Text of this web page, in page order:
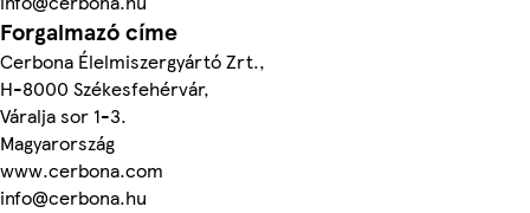
Forgalmazó címe
Cerbona Élelmiszergyártó Zrt.,
H-8000 Székesfehérvár,
Váralja sor 1-3.
Magyarország
www.cerbona.com
info@cerbona.hu